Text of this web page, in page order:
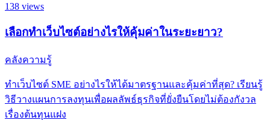
138 views
เลือกทำเว็บไซต์อย่างไรให้คุ้มค่าในระยะยาว?
คลังความรู้
ทำเว็บไซต์ SME อย่างไรให้ได้มาตรฐานและคุ้มค่าที่สุด? เรียนรู้
วิธีวางแผนการลงทุนเพื่อผลลัพธ์ธุรกิจที่ยั่งยืนโดยไม่ต้องกังวล
เรื่องต้นทุนแฝง